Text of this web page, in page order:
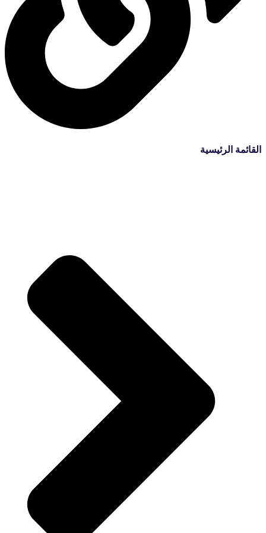
القائمة الرئيسية